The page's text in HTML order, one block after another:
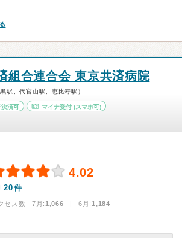
組合連合会 東京共済病院
駅、代官山駅、恵比寿駅）
決済可 マイナ受付 (スマホ可)
4.02
20件
セス数 7月:1,066 | 6月:1,184